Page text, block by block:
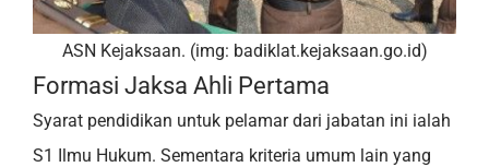
ASN Kejaksaan. (img: badiklat.kejaksaan.go.id)
Formasi Jaksa Ahli Pertama
Syarat pendidikan untuk pelamar dari jabatan ini ialah
S1 Ilmu Hukum. Sementara kriteria umum lain yang